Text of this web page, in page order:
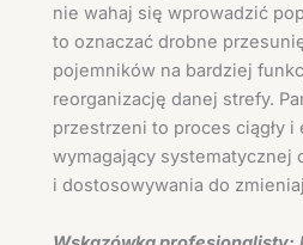
nie wahaj się wprowadzić
to oznaczać drobne
pojemników na bardziej
reorganizację danej strefy.
przestrzeni to proces ciągły i
wymagający systematycznej
i dostosowywania do